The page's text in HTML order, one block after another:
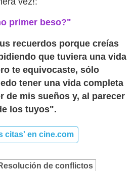
primer beso?"
recuerdos porque creías
que tuviera una vida
te equivocaste, sólo
tener una vida completa
de mis sueños y, al parecer
los tuyos".
citas' en cine.com
de conflictos